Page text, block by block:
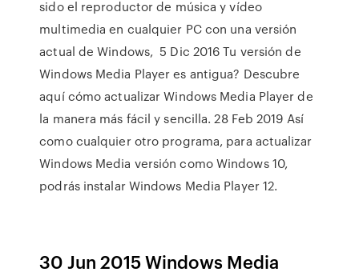
sido el reproductor de música y vídeo
multimedia en cualquier PC con una versión
actual de Windows, 5 Dic 2016 Tu versión de
Windows Media Player es antigua? Descubre
aquí cómo actualizar Windows Media Player de
la manera más fácil y sencilla. 28 Feb 2019 Así
como cualquier otro programa, para actualizar
Windows Media versión como Windows 10,
podrás instalar Windows Media Player 12.
30 Jun 2015 Windows Media